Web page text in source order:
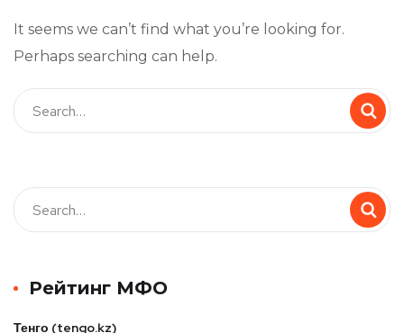
It seems we can’t find what you’re looking for.
Perhaps searching can help.
Рейтинг МФО
Тенго (tengo.kz)